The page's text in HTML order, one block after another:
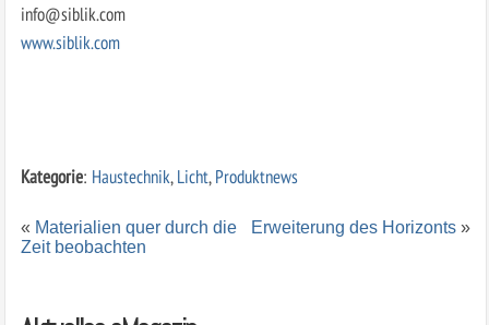
info@siblik.com
www.siblik.com
Kategorie: Haustechnik,Licht,Produktnews
« Materialien quer durch die
Zeit beobachten
Erweiterung des Horizonts »